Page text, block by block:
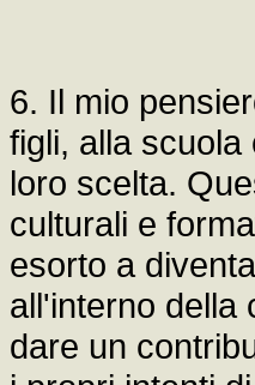
6. Il mio
figli, alla
loro scelta.
culturali e
esorto a
all'interno della
dare un